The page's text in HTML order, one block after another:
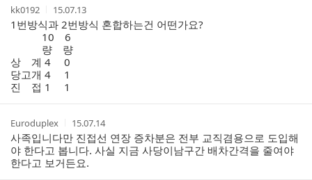
작
성
자
kk0192
작
성
시
간
15.07.13
1번방식과 2번방식 혼합하는건 어떤가요?
10 6
량 량
상 계 4 0
당고개 4 1
진 접 1 1
작
성
자
Euroduplex
작
성
시
간
15.07.14
사족입니다만 진접선 연장 증차분은 전부 교직겸용으로 도입해
야 한다고 봅니다. 사실 지금 사당이남구간 배차간격을 줄여야
한다고 보거든요.